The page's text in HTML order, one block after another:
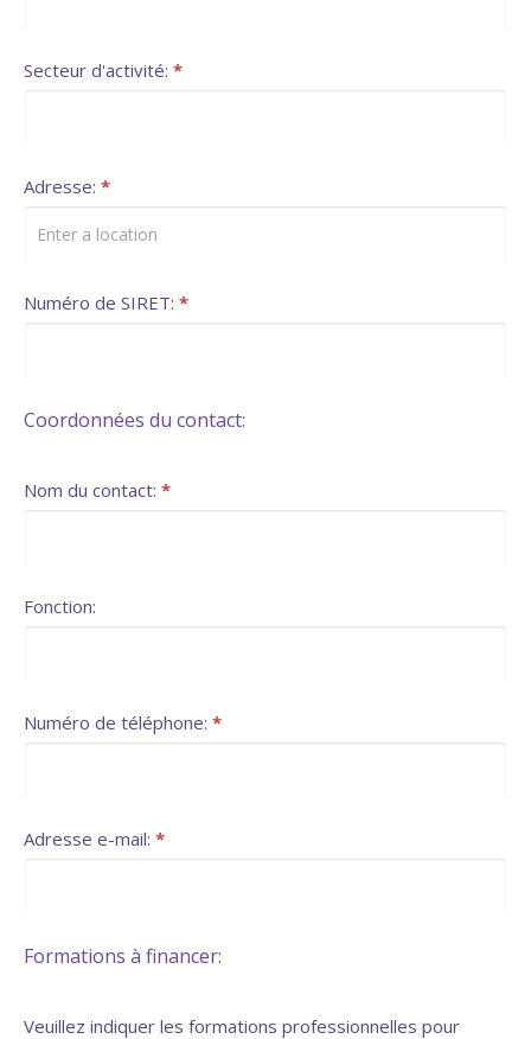
de
pour
entreprise
Secteur d'activité: *
Adresse: *
Numéro de SIRET: *
Coordonnées du contact:
Nom du contact: *
Fonction:
Numéro de téléphone: *
Adresse e-mail: *
Formations à financer:
Veuillez indiquer les formations professionnelles pour